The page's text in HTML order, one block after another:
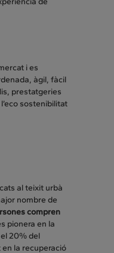
i es
àgil, fàcil
prestatgeries
sostenibilitat
al teixit urbà
nombre de
compren
pionera en la
20% del
la recuperació